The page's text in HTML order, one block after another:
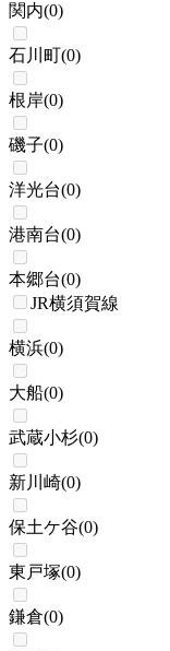
関内(0)
石川町(0)
根岸(0)
磯子(0)
洋光台(0)
港南台(0)
本郷台(0)
JR横須賀線
横浜(0)
大船(0)
武蔵小杉(0)
新川崎(0)
保土ケ谷(0)
東戸塚(0)
鎌倉(0)